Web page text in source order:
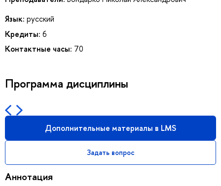
Язык: русский
Кредиты: 6
Контактные часы: 70
Программа дисциплины
Дополнительные материалы в LMS
Задать вопрос
Аннотация